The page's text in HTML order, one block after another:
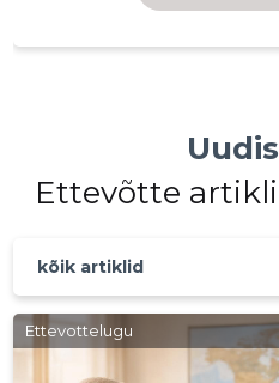
Ettevõtte
kõik artiklid
Ettevottelugu